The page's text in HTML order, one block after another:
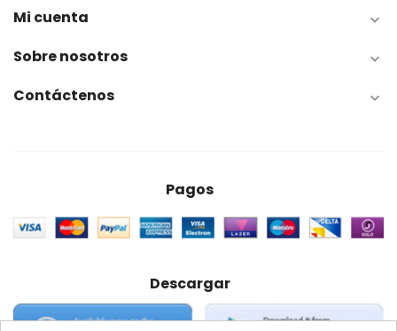
Mi cuenta 
Sobre nosotros 
Contáctenos 
Pagos
Descargar